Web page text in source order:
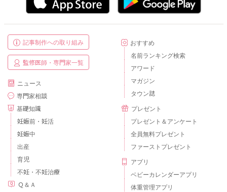
記事制作への取り組み
監修医師・専門家一覧
ニュース
専門家相談
基礎知識
妊娠前・妊活
妊娠中
出産
育児
不妊・不妊治療
Ｑ＆Ａ
おすすめ
名前ランキング検索
アワード
マガジン
タウン誌
プレゼント
プレゼント＆アンケート
全員無料プレゼント
ファーストプレゼント
アプリ
ベビーカレンダーアプリ
体重管理アプリ